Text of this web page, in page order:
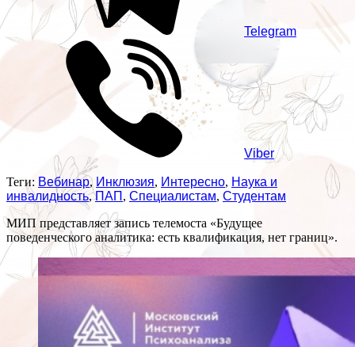
Telegram
Viber
Теги: Вебинар, Инклюзия, Интересно, Наука и
инвалидность,ПАП , Специалистам, Студентам
МИП представляет запись телемоста «Будущее
поведенческого аналитика: есть квалификация, нет границ».